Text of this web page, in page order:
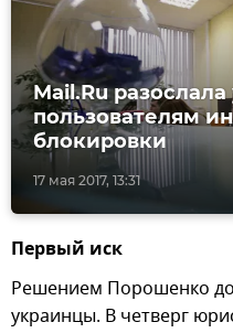
17 мая 2017, 13:31
Mail.Ru
пользователям
блокировки
Первый иск
Решением Порошенко
украинцы. В четверг